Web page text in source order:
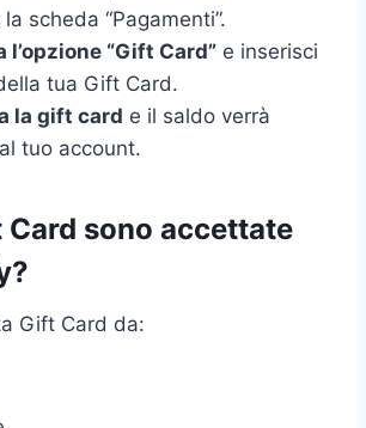
scheda “Pagamenti”.
l’opzione “Gift Card” e inserisci
tua Gift Card.
la gift card e il saldo verrà
tuo account.
Card sono accettate
Gift Card da: